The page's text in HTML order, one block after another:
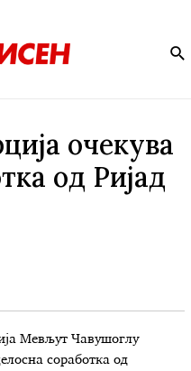
очекува
од Ријад
Мевљут Чавушоглу
соработка од